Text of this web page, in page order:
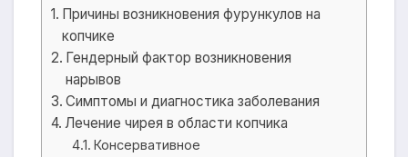
Причины возникновения фурункулов на
копчике
Гендерный фактор возникновения
нарывов
Симптомы и диагностика заболевания
Лечение чирея в области копчика
Консервативное